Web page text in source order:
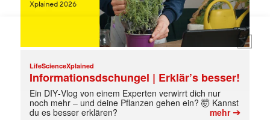
LifeScienceXplained
Informationsdschungel | Erklär’s besser!
Ein DIY‑Vlog von einem Experten verwirrt dich nur
noch mehr – und deine Pflanzen gehen ein? 🤯 Kannst
du es besser erklären?
mehr➔